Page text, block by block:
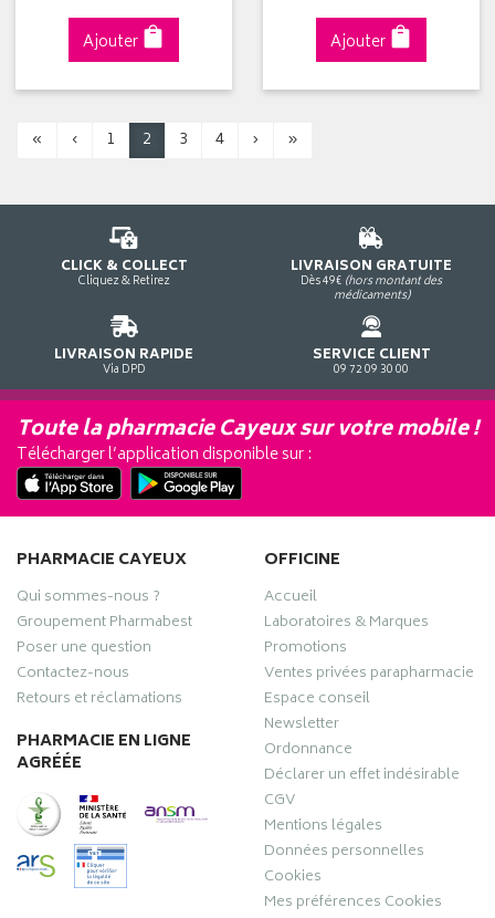
Ajouter Ajouter
« ‹ 1 2 3 4 › »
CLICK & COLLECT
Cliquez & Retirez
LIVRAISON GRATUITE
Dès 49€ (hors montant des
médicaments)
LIVRAISON RAPIDE
Via DPD
SERVICE CLIENT
09 72 09 30 00
Toute la pharmacie Cayeux sur votre mobile !
Télécharger l’application disponible sur :
PHARMACIE CAYEUX
Qui sommes-nous ?
Groupement Pharmabest
Poser une question
Contactez-nous
Retours et réclamations
PHARMACIE EN LIGNE
AGRÉÉE
OFFICINE
Accueil
Laboratoires & Marques
Promotions
Ventes privées parapharmacie
Espace conseil
Newsletter
Ordonnance
Déclarer un effet indésirable
CGV
Mentions légales
Données personnelles
Cookies
Mes préférences Cookies